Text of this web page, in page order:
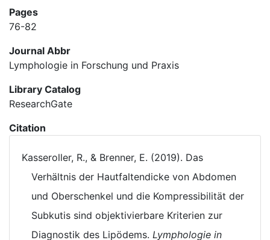
Pages
76-82
Journal Abbr
Lymphologie in Forschung und Praxis
Library Catalog
ResearchGate
Citation
Kasseroller, R., & Brenner, E. (2019). Das
Verhältnis der Hautfaltendicke von Abdomen
und Oberschenkel und die Kompressibilität der
Subkutis sind objektivierbare Kriterien zur
Diagnostik des Lipödems. Lymphologie in